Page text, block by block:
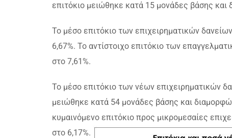
επιτόκιο μειώθηκε κατά 15 μονάδες βάσης και
Το μέσο επιτόκιο των επιχειρηματικών
6,67%. Το αντίστοιχο επιτόκιο των
στο 7,61%.
Το μέσο επιτόκιο των νέων επιχειρηματικών
μειώθηκε κατά 54 μονάδες βάσης και
κυμαινόμενο επιτόκιο προς μικρομεσαίες
στο 6,17%.